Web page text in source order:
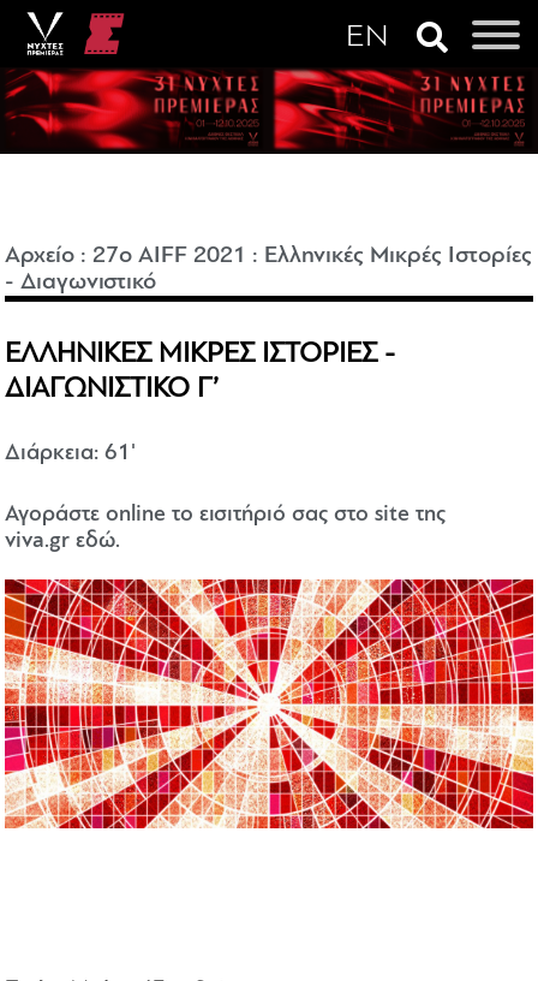
Αρχείο :27o AIFF 2021 : Ελληνικές Μικρές Ιστορίες
- Διαγωνιστικό
ΕΛΛΗΝΙΚΕΣ ΜΙΚΡΕΣ ΙΣΤΟΡΙΕΣ -
ΔΙΑΓΩΝΙΣΤΙΚΟ Γ’
Διάρκεια: 61'
Αγοράστε online το εισιτήριό σας στο site της
viva.grεδώ.